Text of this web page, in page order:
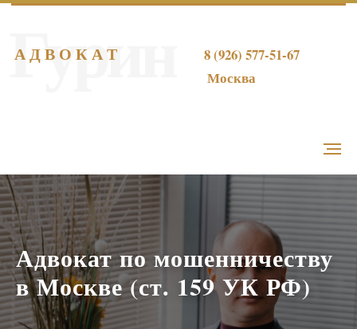
Гурин
Адвокат по мошенничеству
в Москве (ст. 159 УК РФ)